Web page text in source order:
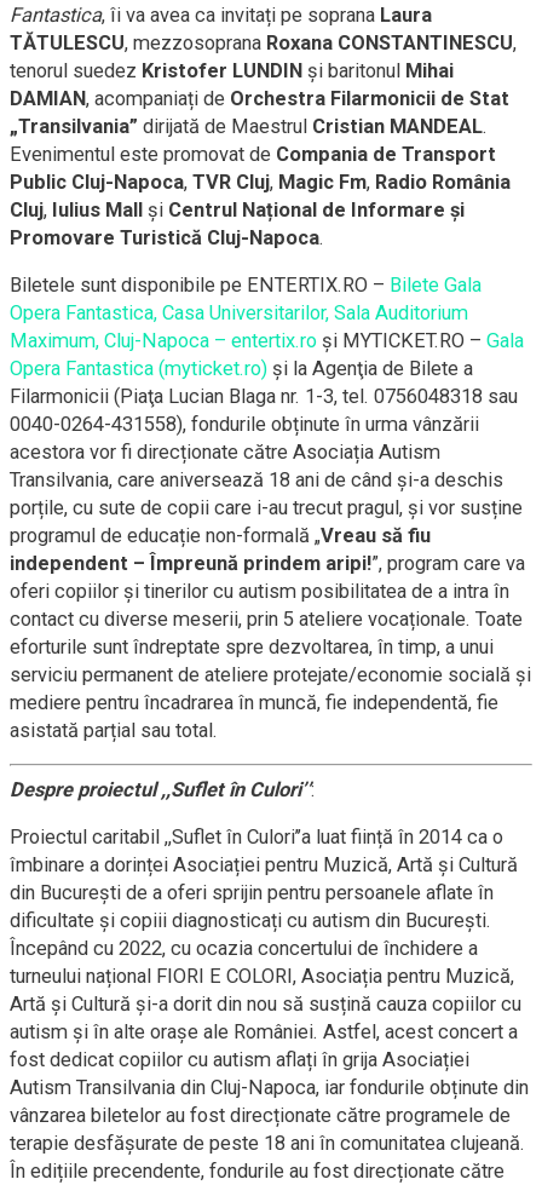
Fantastica, îi va avea ca invitați pe soprana Laura
TĂTULESCU, mezzosoprana Roxana CONSTANTINESCU,
tenorul suedez Kristofer LUNDIN și baritonul Mihai
DAMIAN, acompaniați de Orchestra Filarmonicii de Stat
„Transilvania” dirijată de Maestrul Cristian MANDEAL.
Evenimentul este promovat de Compania de Transport
Public Cluj-Napoca, TVR Cluj, Magic Fm, Radio România
Cluj, Iulius Mall și Centrul Național de Informare și
Promovare Turistică Cluj-Napoca.
Biletele sunt disponibile pe ENTERTIX.RO – Bilete Gala
Opera Fantastica, Casa Universitarilor, Sala Auditorium
Maximum, Cluj-Napoca – entertix.ro și MYTICKET.RO – Gala
Opera Fantastica (myticket.ro) și la Agenţia de Bilete a
Filarmonicii (Piaţa Lucian Blaga nr. 1-3, tel. 0756048318 sau
0040-0264-431558), fondurile obținute în urma vânzării
acestora vor fi direcționate către Asociația Autism
Transilvania, care aniversează 18 ani de când și-a deschis
porțile, cu sute de copii care i-au trecut pragul, și vor susține
programul de educație non-formală „Vreau să fiu
independent – Împreună prindem aripi!”, program care va
oferi copiilor și tinerilor cu autism posibilitatea de a intra în
contact cu diverse meserii, prin 5 ateliere vocaționale. Toate
eforturile sunt îndreptate spre dezvoltarea, în timp, a unui
serviciu permanent de ateliere protejate/economie socială și
mediere pentru încadrarea în muncă, fie independentă, fie
asistată parțial sau total.
Despre proiectul ,,Suflet în Culori’’:
Proiectul caritabil ,,Suflet în Culori’’a luat ființă în 2014 ca o
îmbinare a dorinței Asociației pentru Muzică, Artă și Cultură
din București de a oferi sprijin pentru persoanele aflate în
dificultate și copiii diagnosticați cu autism din București.
Începând cu 2022, cu ocazia concertului de închidere a
turneului național FIORI E COLORI, Asociația pentru Muzică,
Artă și Cultură și-a dorit din nou să susțină cauza copiilor cu
autism și în alte orașe ale României. Astfel, acest concert a
fost dedicat copiilor cu autism aflați în grija Asociației
Autism Transilvania din Cluj-Napoca, iar fondurile obținute din
vânzarea biletelor au fost direcționate către programele de
terapie desfășurate de peste 18 ani în comunitatea clujeană.
În edițiile precendente, fondurile au fost direcționate către